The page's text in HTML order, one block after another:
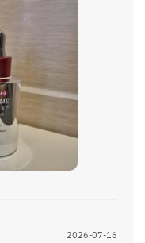
2026-07-16